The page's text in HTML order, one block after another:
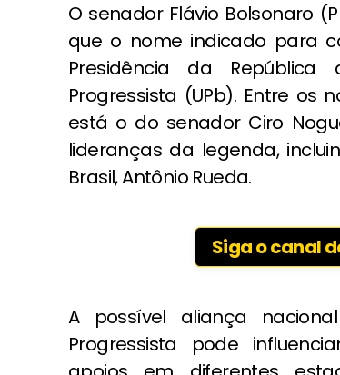
O senador Flávio Bolsonaro
que o nome indicado para
Presidência da
Progressista (UPb). Entre os
está o do senador Ciro
lideranças da legenda,
Brasil, Antônio Rueda.
Siga o canal
A possível aliança
Progressista pode